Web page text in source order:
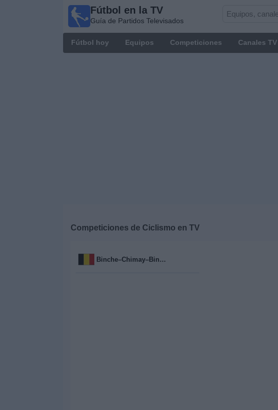
Fútbol en la TV
Guía de Partidos Televisados
Fútbol hoy Equipos Competiciones Canales TV
Competiciones de Ciclismo en TV
Binche–Chimay–Binche (2)